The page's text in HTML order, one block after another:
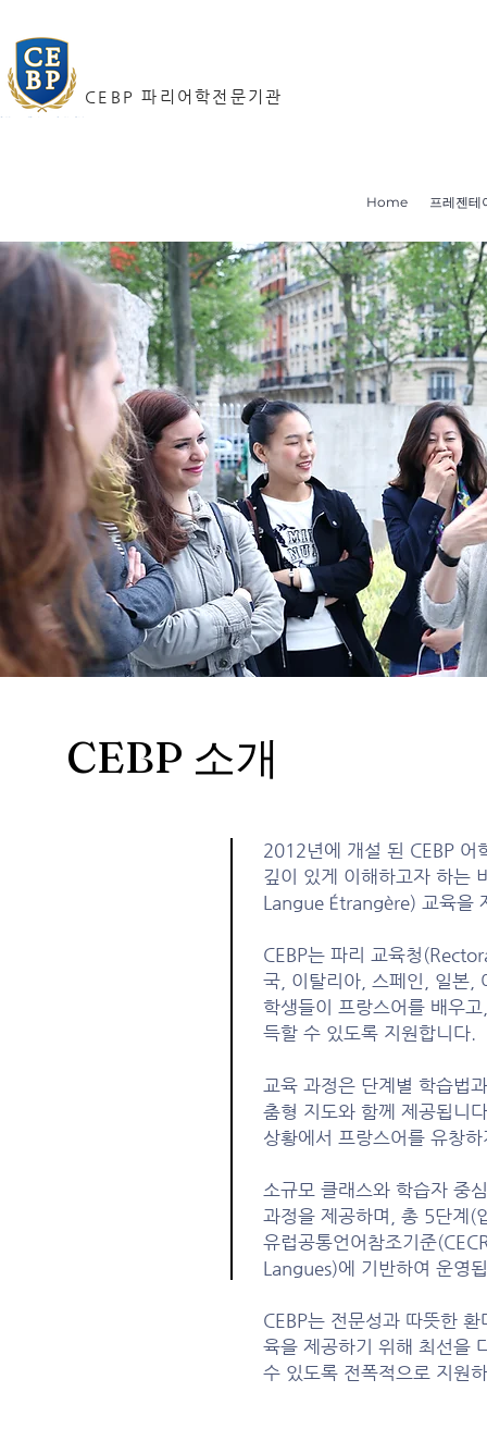
CEBP 파리어학전문기관
Home 프레젠테
CEBP 소개
2012년에 개설 된 CEBP 어
깊이 있게 이해하고자 하는
Langue Étrangère) 교육을
CEBP는 파리 교육청
국, 이탈리아, 스페인, 일본,
학생들이 프랑스어를 배우
득할 수 있도록 지원합니다.
교육 과정은 단계별 학습법
춤형 지도와 함께 제공됩니
상황에서 프랑스어를 유창
소규모 클래스와 학습자 중
과정을 제공하며, 총 5단계(
유럽공통언어참조기준
Langues)에 기반하여 운영
CEBP는 전문성과 따뜻한
육을 제공하기 위해 최선을
수 있도록 전폭적으로 지원